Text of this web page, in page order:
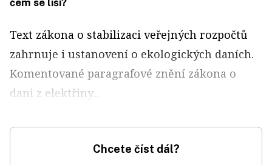
čem se liší?
Text zákona o stabilizaci veřejných rozpočtů
zahrnuje i ustanovení o ekologických daních.
Komentované paragrafové znění zákona o
dani z elektřiny...
Chcete číst dál?